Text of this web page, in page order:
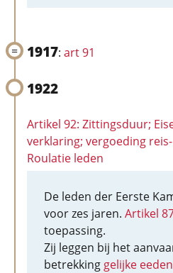
1917: art 91
1922
Artikel 92: Zittingsduur;
verklaring; vergoeding
Roulatie leden
De leden der Eerste
voor zes jaren. Artikel
toepassing.
Zij leggen bij het
betrekking gelijke